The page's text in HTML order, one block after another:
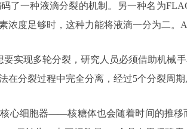
了一种液滴分裂的机制。另一种名为
浓度足够时，这种力能将液滴一分为二。
要实现多轮分裂，研究人员必须借助机
在分裂过程中完全分离，经过5个分裂周
心细胞器——核糖体也会随着时间的推